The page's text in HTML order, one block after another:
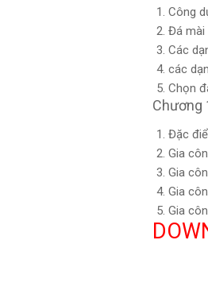
Công
Đá mài
Các
các
Chọn
Chương
Đặc
Gia
Gia
Gia
Gia